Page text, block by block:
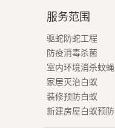
服务范围
驱蛇防蛇工程
防疫消毒杀菌
室内环境消杀蚊蝇
家居灭治白蚁
装修预防白蚁
新建房屋白蚁预防